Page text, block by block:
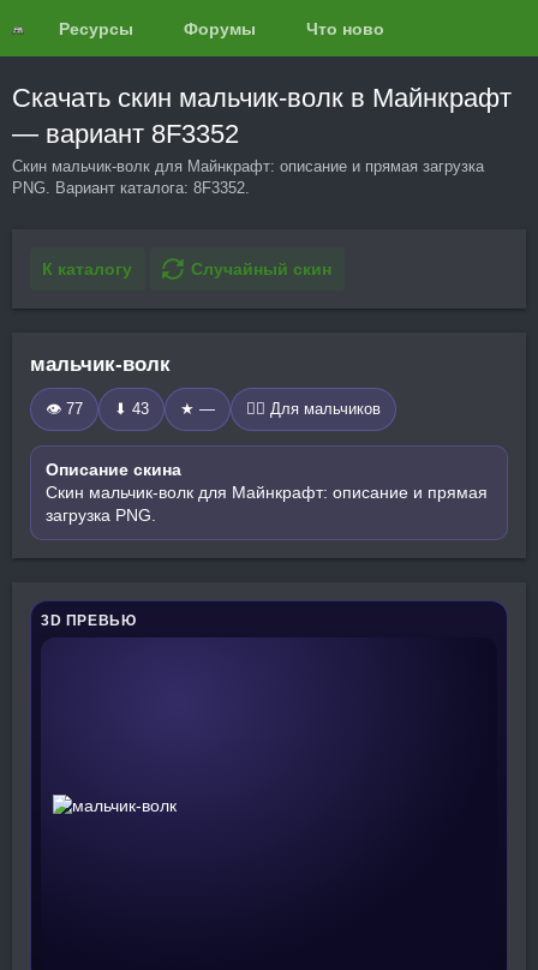
Ресурсы Форумы Что нового?
Скачать скин мальчик-волк в Майнкрафт
— вариант 8F3352
Скин мальчик-волк для Майнкрафт: описание и прямая загрузка
PNG. Вариант каталога: 8F3352.
К каталогу Случайный скин
мальчик-волк
👁 77 ⬇ 43 ★ — 🧍‍♂️ Для мальчиков
Описание скина
Скин мальчик-волк для Майнкрафт: описание и прямая
загрузка PNG.
3D ПРЕВЬЮ